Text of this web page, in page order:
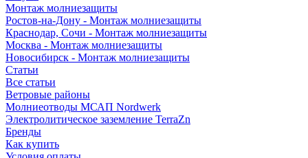
Монтаж молниезащиты
Ростов-на-Дону - Монтаж молниезащиты
Краснодар, Сочи - Монтаж молниезащиты
Москва - Монтаж молниезащиты
Новосибирск - Монтаж молниезащиты
Статьи
Все статьи
Ветровые районы
Молниеотводы МСАП Nordwerk
Электролитическое заземление TerraZn
Бренды
Как купить